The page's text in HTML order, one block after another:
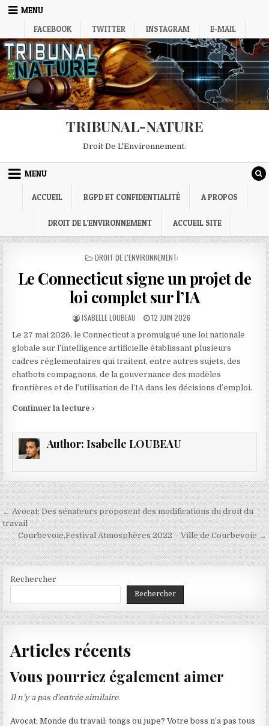
Skip
MENU
FACEBOOK
TWITTER INSTAGRAM E-MAIL
TRIBUNAL-NATURE
Droit De L'Environnement.
MENU
ACCUEIL RGPD ET CONFIDENTIALITÉ A PROPOS
DROIT DE L’ENVIRONNEMENT ACCUEIL SITE
POSTED
DROIT DE L'ENVIRONNEMENT:
Le Connecticut signe un projet de
loi complet sur l’IA
AUTHOR:
ISABELLE LOUBEAU
PUBLISHED
12 JUIN 2026
Le 27 mai 2026, le Connecticut a promulgué une loi nationale
globale sur l’intelligence artificielle établissant plusieurs
cadres réglementaires qui traitent, entre autres sujets, des
chatbots compagnons, de la gouvernance des modèles
frontières et de l’utilisation de l’IA dans les décisions d’emploi.
Continuer la lecture ›
Author: Isabelle LOUBEAU
Navigation
de
l’article
← Avocat; Des sénateurs proposent des modifications du droit du
travail
Courbevoie,Festival Atmosphères 2022 – Ville de Courbevoie →
Rechercher
Rechercher
Articles récents
Vous pourriez également aimer
Il n’y a pas d’entrée similaire.
Avocat; Monde du travail: tongs ou jupe? Votre boss n’a pas tous